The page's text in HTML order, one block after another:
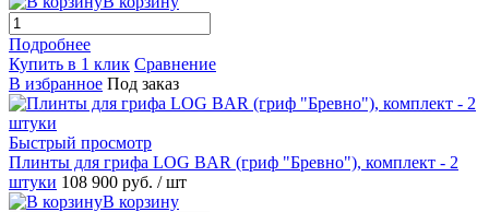
Подробнее
Купить в 1 клик Сравнение
В избранное Под заказ
Быстрый просмотр
Плинты для грифа LOG BAR (гриф "Бревно"), комплект - 2
штуки 108 900 руб. / шт
В корзину